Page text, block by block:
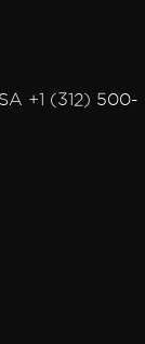
+1 (312) 500-